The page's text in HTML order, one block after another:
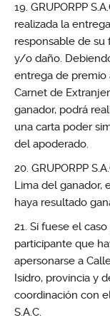
GRUPORPP
realizada la
responsable de su
y/o daño.
entrega de premio
Carnet de
ganador, podrá
una carta poder
del apoderado.
GRUPORPP
Lima del ganador,
haya resultado
Si fuese el caso
participante que
apersonarse a
Isidro, provincia y
coordinación con
S.A.C.